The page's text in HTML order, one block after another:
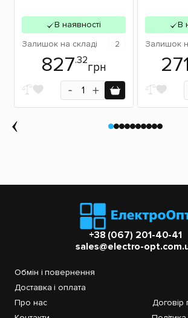
В наявності
Залишок на складі 2
827.32
грн
В
Залишок
+38 (067) 201-40-41
sales@electro-
Обмін і повернення
Доставка і оплата
Про нас
Договір